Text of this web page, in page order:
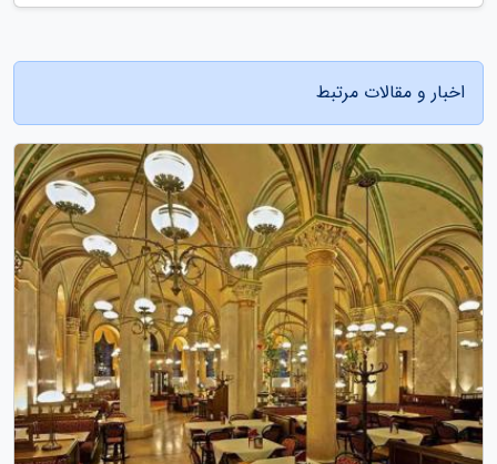
اخبار و مقالات مرتبط